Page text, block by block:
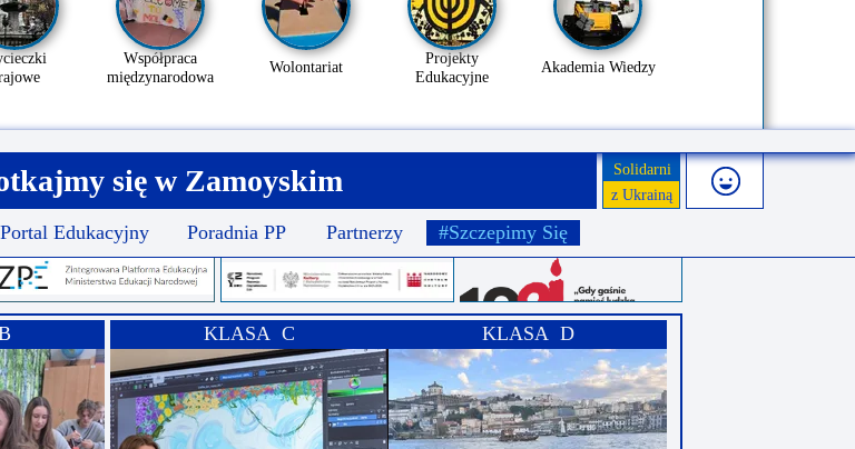
Współpraca
międzynarodowa
Wolontariat
Projekty
Edukacyjne
Akademia Wiedzy
Solidarni
z Ukrainą
KLASA D
KLASA C
#Szczepimy Się
Partnerzy
Poradnia PP
Portal Edukacyjny
się w Zamoyskim